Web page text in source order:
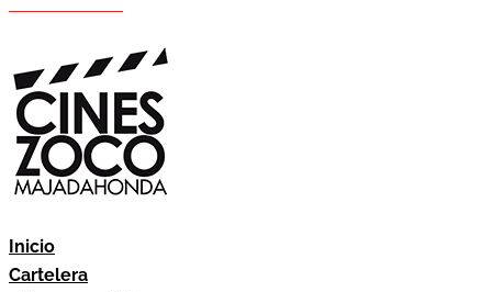
Inicio
Cartelera